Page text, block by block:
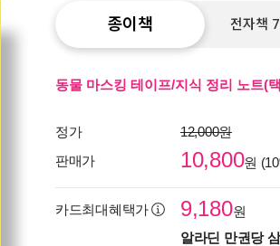
종이책 전자책
동물 마스킹 테이프/지식 정리 노트(
정가
12,000원
판매가
10,800원
카드최대혜택가 9,180원
알라딘 만권당